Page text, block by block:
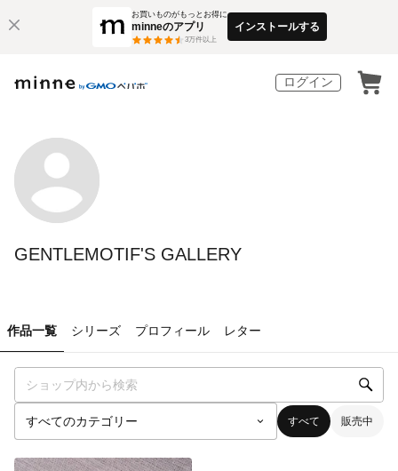
お買いものがもっとお得に
minneのアプリ
3万件以上
インストールする
ログイン
GENTLEMOTIF'S GALLERY
作品一覧 シリーズ プロフィール レター
すべて 販売中